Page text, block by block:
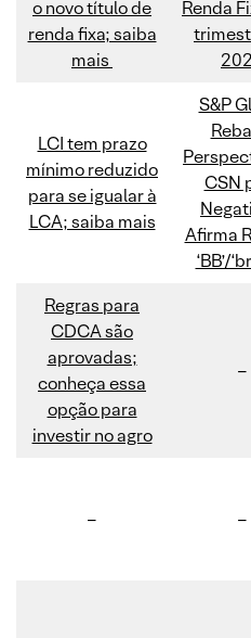
o novo título de
renda fixa; saiba
mais
Renda
LCI tem prazo
mínimo reduzido
para se igualar à
LCA; saiba mais
S&P
CSN
Afirma
‘BB’/
Regras para
CDCA são
aprovadas;
conheça essa
opção para
investir no agro
–
– –